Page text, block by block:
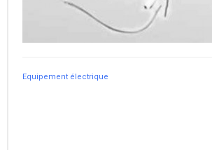
Equipement électrique